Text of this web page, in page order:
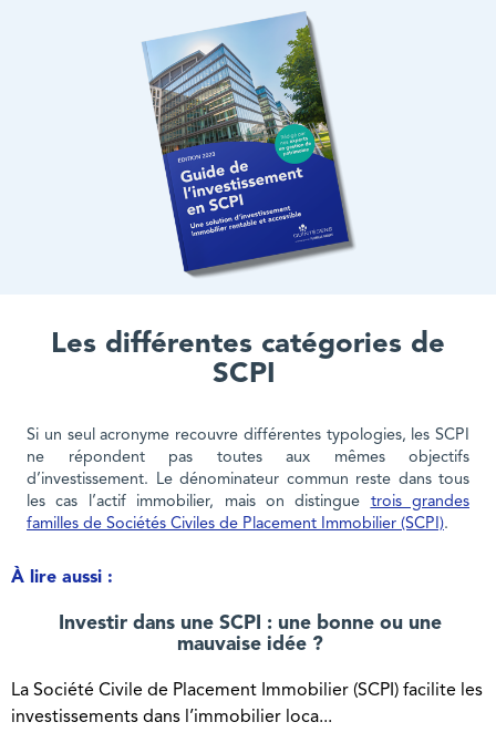
Les différentes catégories de
SCPI
Si un seul acronyme recouvre différentes typologies, les SCPI
ne répondent pas toutes aux mêmes objectifs
d’investissement. Le dénominateur commun reste dans tous
les cas l’actif immobilier, mais on distingue trois grandes
familles de Sociétés Civiles de Placement Immobilier (SCPI).
À lire aussi :
Investir dans une SCPI : une bonne ou une
mauvaise idée ?
La Société Civile de Placement Immobilier (SCPI) facilite les
investissements dans l’immobilier loca...